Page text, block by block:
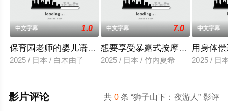
中文字幕 1.0
保育园老师的婴儿语让人超兴奋
2025 / 日本 / 白木由子
中文字幕 7.0
想要享受暴露式按摩的已婚女子
2025 / 日本 / 竹内夏希
中文字幕
用身体
2025 / 日
共0 条 “狮子山下：夜游人” 影评
影片评论